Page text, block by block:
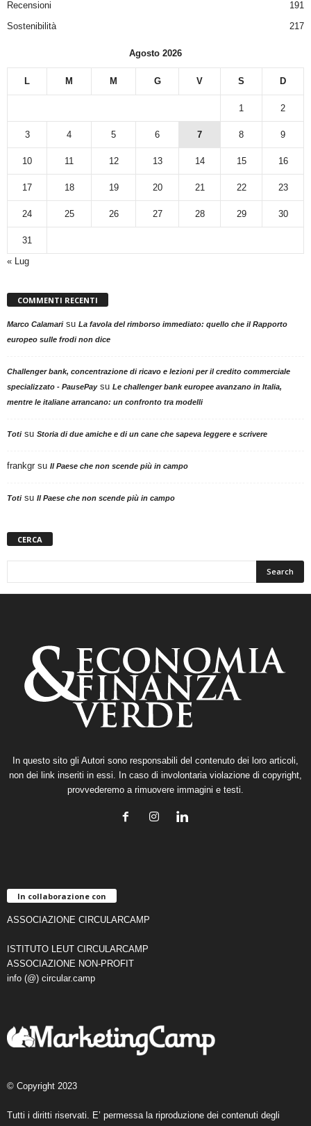
Recensioni
191
Sostenibilità
217
Agosto 2026
L M M G V S D
1 2
3 4 5 6 7 8 9
10 11 12 13 14 15 16
17 18 19 20 21 22 23
24 25 26 27 28 29 30
31
« Lug
COMMENTI RECENTI
Marco Calamarisu La favola del rimborso immediato: quello che il Rapporto
europeo sulle frodi non dice
Challenger bank, concentrazione di ricavo e lezioni per il credito commerciale
specializzato - PausePaysu Le challenger bank europee avanzano in Italia,
mentre le italiane arrancano: un confronto tra modelli
Totisu Storia di due amiche e di un cane che sapeva leggere e scrivere
frankgr su Il Paese che non scende più in campo
Totisu Il Paese che non scende più in campo
CERCA
In questo sito gli Autori sono responsabili del contenuto dei loro articoli,
non dei link inseriti in essi. In caso di involontaria violazione di copyright,
provvederemo a rimuovere immagini e testi.
In collaborazione con
ASSOCIAZIONE CIRCULARCAMP
ISTITUTO LEUT CIRCULARCAMP
ASSOCIAZIONE NON-PROFIT
info (@) circular.camp
© Copyright 2023
Tutti i diritti riservati. E’ permessa la riproduzione dei contenuti degli